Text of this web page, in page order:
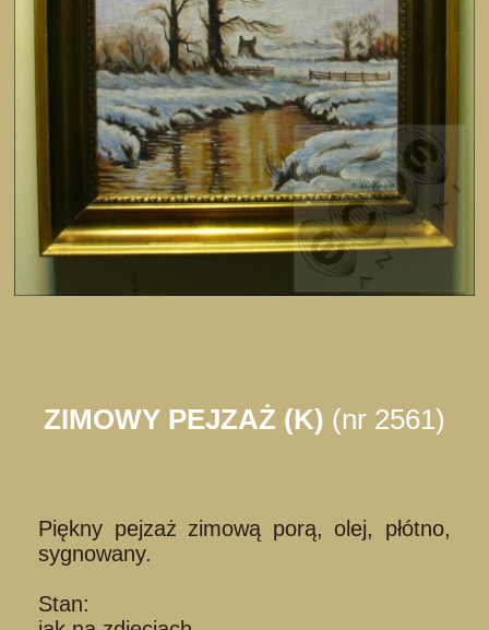
ZIMOWY PEJZAŻ (K) (nr 2561)
Piękny pejzaż zimową porą, olej, płótno,
sygnowany.
Stan: